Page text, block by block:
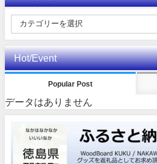
Hot/Event
Popular Post
データはありません